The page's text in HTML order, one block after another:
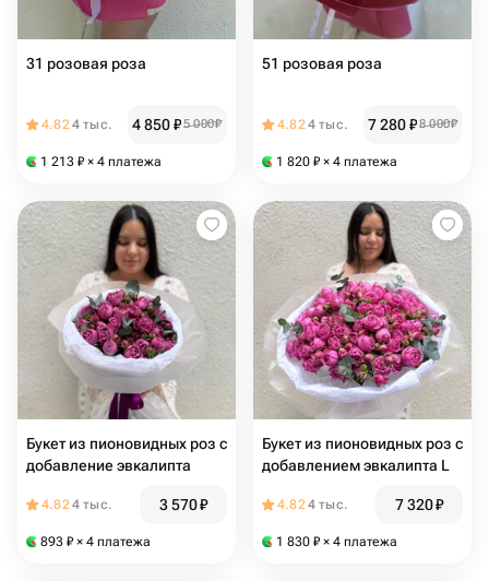
31 розовая роза
4.824 тыс. 4 850₽5 000₽
1 213 ₽ × 4 платежа
51 розовая роза
4.824 тыс. 7 280₽8 000₽
1 820 ₽ × 4 платежа
Букет из пионовидных роз с
добавление эвкалипта
4.824 тыс. 3 570₽
893 ₽ × 4 платежа
Букет из пионовидных роз с
добавлением эвкалипта L
4.824 тыс. 7 320₽
1 830 ₽ × 4 платежа